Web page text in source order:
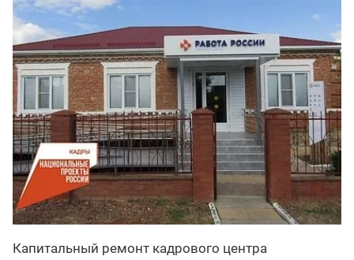
Капитальный ремонт кадрового центра